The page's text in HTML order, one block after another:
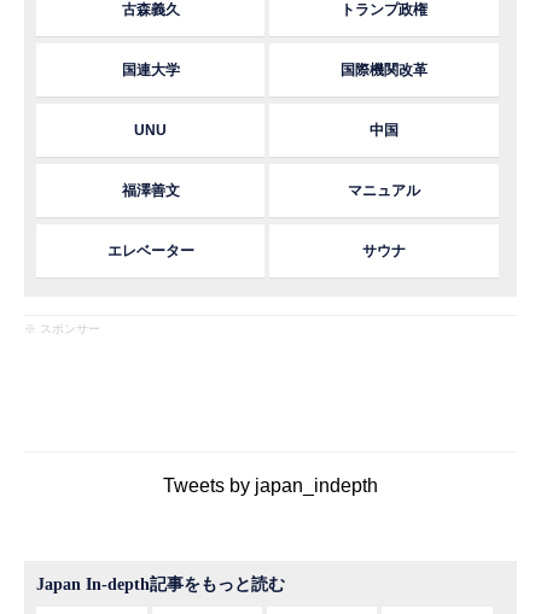
古森義久 トランプ政権
国連大学 国際機関改革
UNU 中国
福澤善文 マニュアル
エレベーター サウナ
※ スポンサー
Tweets by japan_indepth
Japan In-depth記事をもっと読む